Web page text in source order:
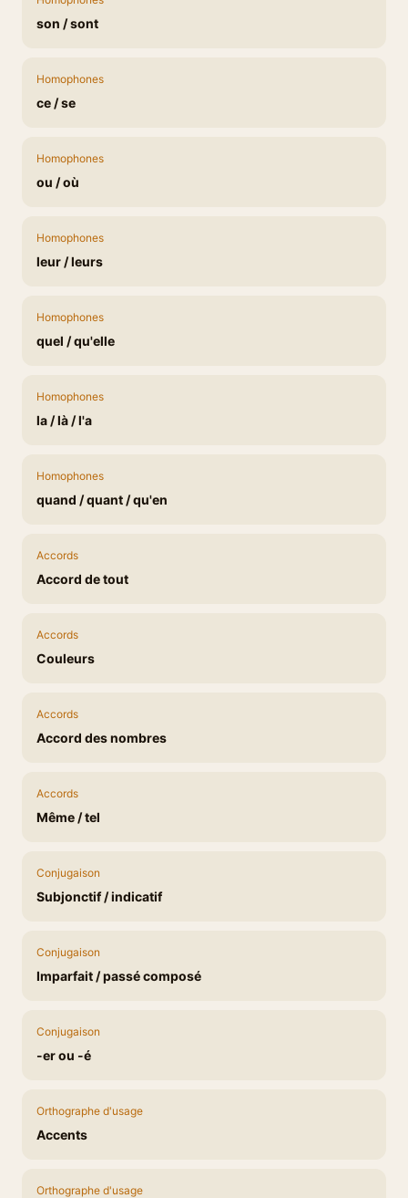
son / sont
Homophones
ce / se
Homophones
ou / où
Homophones
leur / leurs
Homophones
quel / qu'elle
Homophones
la / là / l'a
Homophones
quand / quant / qu'en
Accords
Accord de tout
Accords
Couleurs
Accords
Accord des nombres
Accords
Même / tel
Conjugaison
Subjonctif / indicatif
Conjugaison
Imparfait / passé composé
Conjugaison
-er ou -é
Orthographe d'usage
Accents
Orthographe d'usage